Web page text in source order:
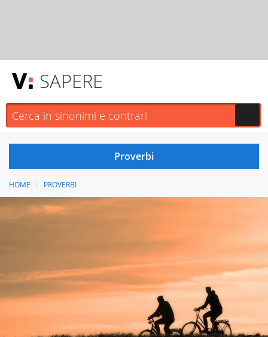
SAPERE
HOME PROVERBI